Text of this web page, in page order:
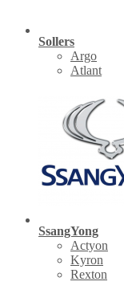
Sollers
Argo
Atlant
SsangYong
Actyon
Kyron
Rexton